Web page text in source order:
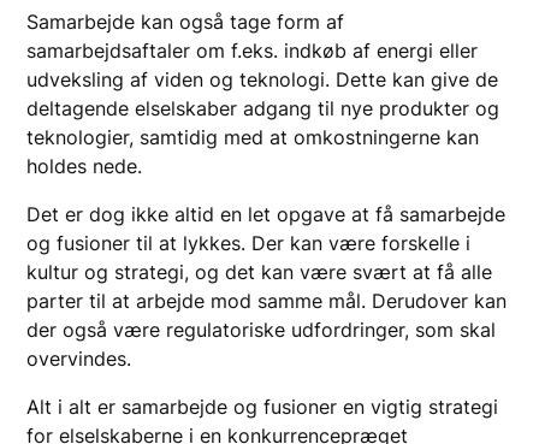
Samarbejde kan også tage form af
samarbejdsaftaler om f.eks. indkøb af energi eller
udveksling af viden og teknologi. Dette kan give de
deltagende elselskaber adgang til nye produkter og
teknologier, samtidig med at omkostningerne kan
holdes nede.
Det er dog ikke altid en let opgave at få samarbejde
og fusioner til at lykkes. Der kan være forskelle i
kultur og strategi, og det kan være svært at få alle
parter til at arbejde mod samme mål. Derudover kan
der også være regulatoriske udfordringer, som skal
overvindes.
Alt i alt er samarbejde og fusioner en vigtig strategi
for elselskaberne i en konkurrencepræget